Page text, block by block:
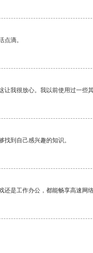
滴。
我很放心。我以前使用过一些
到自己感兴趣的知识。
是工作办公，都能畅享高速